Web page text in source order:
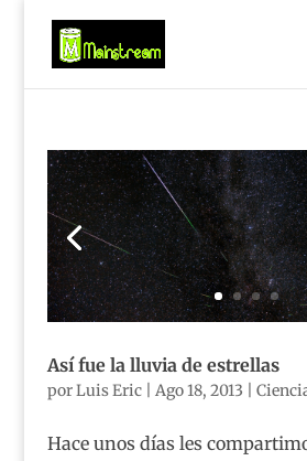
Así fue la lluvia de estrellas
porLuis Eric| Ago 18, 2013
Hace unos días les